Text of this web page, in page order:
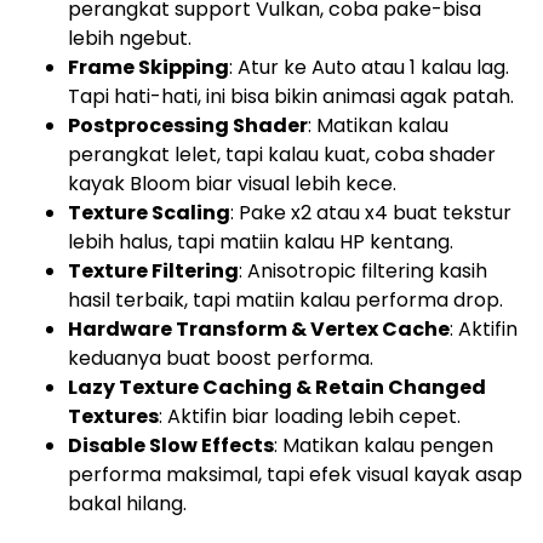
perangkat support Vulkan, coba pake-bisa
lebih ngebut.
Frame Skipping: Atur ke Auto atau 1 kalau lag.
Tapi hati-hati, ini bisa bikin animasi agak patah.
Postprocessing Shader: Matikan kalau
perangkat lelet, tapi kalau kuat, coba shader
kayak Bloom biar visual lebih kece.
Texture Scaling: Pake x2 atau x4 buat tekstur
lebih halus, tapi matiin kalau HP kentang.
Texture Filtering: Anisotropic filtering kasih
hasil terbaik, tapi matiin kalau performa drop.
Hardware Transform & Vertex Cache: Aktifin
keduanya buat boost performa.
Lazy Texture Caching & Retain Changed
Textures: Aktifin biar loading lebih cepet.
Disable Slow Effects: Matikan kalau pengen
performa maksimal, tapi efek visual kayak asap
bakal hilang.